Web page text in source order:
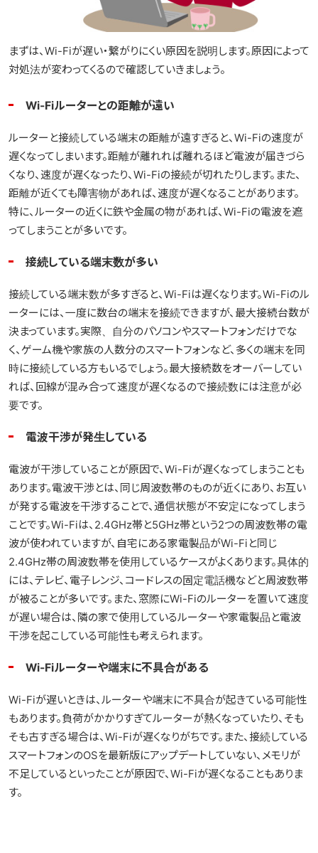
まずは、Wi-Fiが遅い・繋がりにくい原因を説明します。原因によって
対処法が変わってくるので確認していきましょう。
Wi-Fiルーターとの距離が遠い
ルーターと接続している端末の距離が遠すぎると、Wi-Fiの速度が
遅くなってしまいます。距離が離れれば離れるほど電波が届きづら
くなり、速度が遅くなったり、Wi-Fiの接続が切れたりします。また、
距離が近くても障害物があれば、速度が遅くなることがあります。
特に、ルーターの近くに鉄や金属の物があれば、Wi-Fiの電波を遮
ってしまうことが多いです。
接続している端末数が多い
接続している端末数が多すぎると、Wi-Fiは遅くなります。Wi-Fiのル
ーターには、一度に数台の端末を接続できますが、最大接続台数が
決まっています。実際、自分のパソコンやスマートフォンだけでな
く、ゲーム機や家族の人数分のスマートフォンなど、多くの端末を同
時に接続している方もいるでしょう。最大接続数をオーバーしてい
れば、回線が混み合って速度が遅くなるので接続数には注意が必
要です。
電波干渉が発生している
電波が干渉していることが原因で、Wi-Fiが遅くなってしまうことも
あります。電波干渉とは、同じ周波数帯のものが近くにあり、お互い
が発する電波を干渉することで、通信状態が不安定になってしまう
ことです。Wi-Fiは、2.4GHz帯と5GHz帯という2つの周波数帯の電
波が使われていますが、自宅にある家電製品がWi-Fiと同じ
2.4GHz帯の周波数帯を使用しているケースがよくあります。具体的
には、テレビ、電子レンジ、コードレスの固定電話機などと周波数帯
が被ることが多いです。また、窓際にWi-Fiのルーターを置いて速度
が遅い場合は、隣の家で使用しているルーターや家電製品と電波
干渉を起こしている可能性も考えられます。
Wi-Fiルーターや端末に不具合がある
Wi-Fiが遅いときは、ルーターや端末に不具合が起きている可能性
もあります。負荷がかかりすぎてルーターが熱くなっていたり、そも
そも古すぎる場合は、Wi-Fiが遅くなりがちです。また、接続している
スマートフォンのOSを最新版にアップデートしていない、メモリが
不足しているといったことが原因で、Wi-Fiが遅くなることもありま
す。